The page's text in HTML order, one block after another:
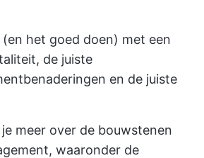
het goed doen) met een
de juiste
en de juiste
meer over de bouwstenen
waaronder de